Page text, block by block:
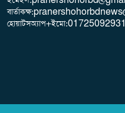
হোয়াটসঅ্যাপ+ইমো:01725092931